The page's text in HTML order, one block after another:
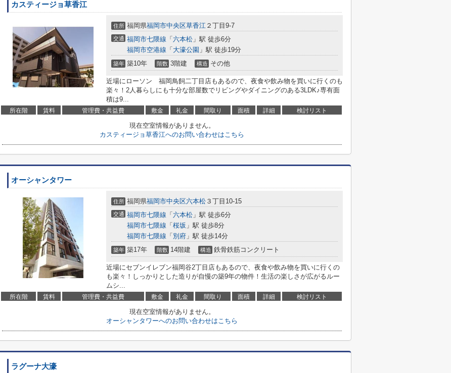
カスティージョ草香江
住所 福岡県福岡市中央区草香江 ２丁目9-7
交通 福岡市七隈線 「 六本松 」駅 徒歩6分
福岡市空港線 「 大濠公園 」駅 徒歩19分
築年 築10年 階数 3階建 構造 その他
近場にローソン 福岡鳥飼二丁目店もあるので、夜食や飲み物を買いに行くのも
楽々！2人暮らしにも十分な部屋数でリビングやダイニングのある3LDK♪専有面
積は9...
所在階 賃料 管理費・共益費 敷金 礼金 間取り 面積 詳細 検討リスト
現在空室情報がありません。
カスティージョ草香江へのお問い合わせはこちら
オーシャンタワー
住所 福岡県福岡市中央区六本松 ３丁目10-15
交通 福岡市七隈線 「 六本松 」駅 徒歩6分
福岡市七隈線 「 桜坂 」駅 徒歩8分
福岡市七隈線 「 別府 」駅 徒歩14分
築年 築17年 階数 14階建 構造 鉄骨鉄筋コンクリート
近場にセブンイレブン福岡谷2丁目店もあるので、夜食や飲み物を買いに行くの
も楽々！しっかりとした造りが自慢の築9年の物件！生活の楽しさが広がるルー
ムシ...
所在階 賃料 管理費・共益費 敷金 礼金 間取り 面積 詳細 検討リスト
現在空室情報がありません。
オーシャンタワーへのお問い合わせはこちら
ラグーナ大濠